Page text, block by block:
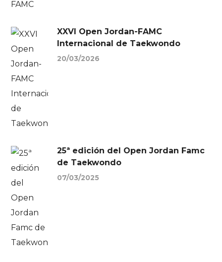
XXVI Open Jordan-FAMC
Internacional de Taekwondo
20/03/2026
25ª edición del Open Jordan Famc
de Taekwondo
07/03/2025